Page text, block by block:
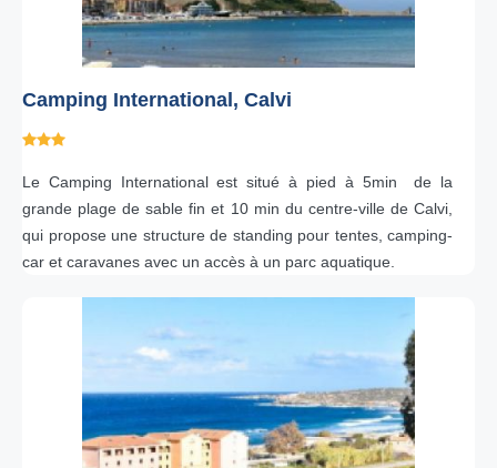
Camping International, Calvi
Le Camping International est situé à pied à 5min de la
grande plage de sable fin et 10 min du centre-ville de Calvi,
qui propose une structure de standing pour tentes, camping-
car et caravanes avec un accès à un parc aquatique.